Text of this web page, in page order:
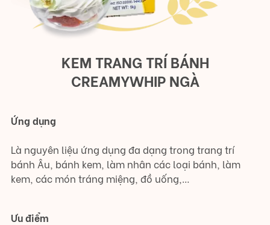
KEM TRANG TRÍ BÁNH
CREAMYWHIP NGÀ
Ứng dụng
Là nguyên liệu ứng dụng đa dạng trong trang trí
bánh Âu, bánh kem, làm nhân các loại bánh, làm
kem, các món tráng miệng, đồ uống,…
Ưu điểm